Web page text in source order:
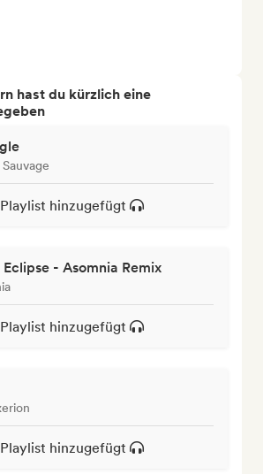
hast du kürzlich eine
hinzugefügt
Eclipse - Asomnia Remix
hinzugefügt
hinzugefügt